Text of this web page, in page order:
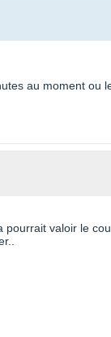
au moment ou
valoir le